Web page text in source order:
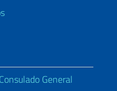
General